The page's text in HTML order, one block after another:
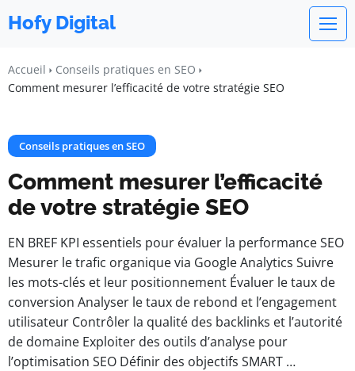
Hofy Digital
Accueil
Conseils pratiques en SEO
Comment mesurer l’efficacité de votre stratégie SEO
Conseils pratiques en SEO
Comment mesurer l’efficacité
de votre stratégie SEO
EN BREF KPI essentiels pour évaluer la performance SEO
Mesurer le trafic organique via Google Analytics Suivre
les mots-clés et leur positionnement Évaluer le taux de
conversion Analyser le taux de rebond et l’engagement
utilisateur Contrôler la qualité des backlinks et l’autorité
de domaine Exploiter des outils d’analyse pour
l’optimisation SEO Définir des objectifs SMART …